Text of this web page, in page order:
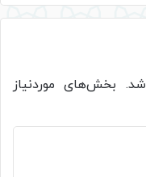
بخش‌های موردنیاز